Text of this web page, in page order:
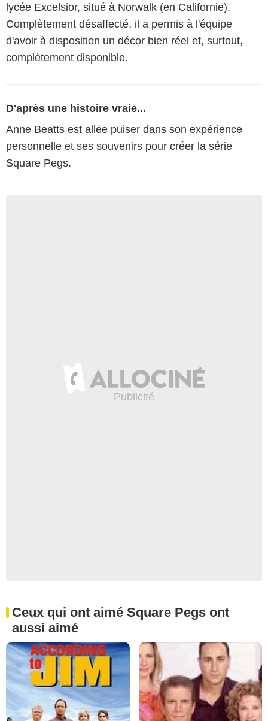
lycée Excelsior, situé à Norwalk (en Californie).
Complètement désaffecté, il a permis à l'équipe
d'avoir à disposition un décor bien réel et, surtout,
complètement disponible.
D'après une histoire vraie...
Anne Beatts est allée puiser dans son expérience
personnelle et ses souvenirs pour créer la série
Square Pegs.
Ceux qui ont aimé Square Pegs ont
aussi aimé